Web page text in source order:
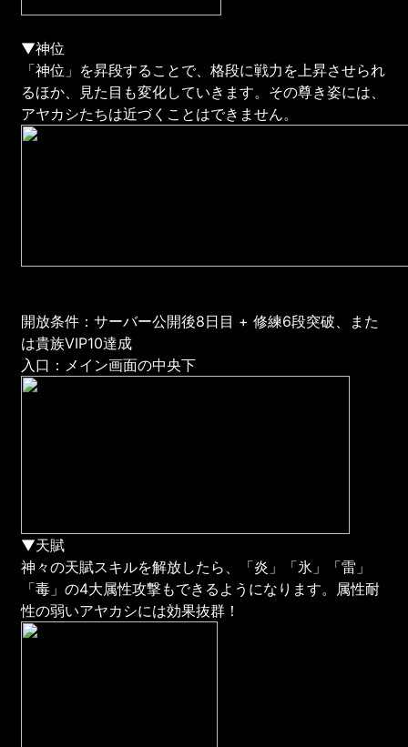
▼神位
「神位」を昇段することで、格段に戦力を上昇させられ
るほか、見た目も変化していきます。その尊き姿には、
アヤカシたちは近づくことはできません。
開放条件：サーバー公開後8日目 + 修練6段突破、また
は貴族VIP10達成
入口：メイン画面の中央下
▼天賦
神々の天賦スキルを解放したら、「炎」「氷」「雷」
「毒」の4大属性攻撃もできるようになります。属性耐
性の弱いアヤカシには効果抜群！